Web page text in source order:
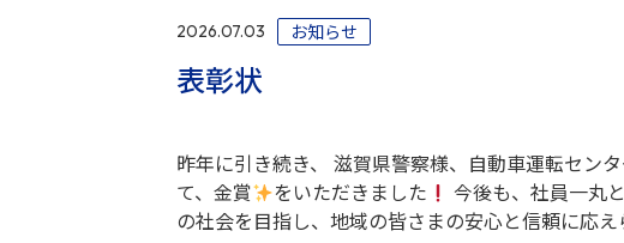
2026.07.03 お知らせ
表彰状
昨年に引き続き、 滋賀県警察様、自動車運転セン
て、金賞
をいただきました
今後も、社員一丸
の社会を目指し、地域の皆さまの安心と信頼に応